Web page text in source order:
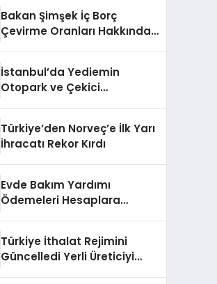
Bakan Şimşek İç Borç
Çevirme Oranları Hakkında
İstanbul’da Yediemin
Otopark ve Çekici
Türkiye’den Norveç’e İlk Yarı
İhracatı Rekor Kırdı
Evde Bakım Yardımı
Ödemeleri Hesaplara
Türkiye İthalat Rejimini
Güncelledi Yerli Üreticiyi